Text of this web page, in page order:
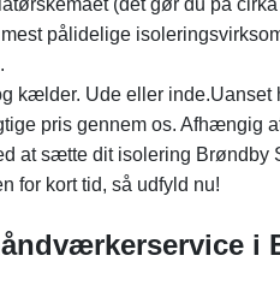
(det gør du på
pålidelige
kælder. Ude eller inde.Uanset
pris gennem os. Afhængig
at sætte dit isolering Brøndby
for kort tid, så udfyld nu!
i